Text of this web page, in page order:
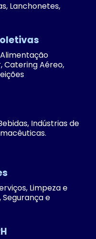
Lanchonetes,
Catering Aéreo,
Indústrias de
Limpeza e
e